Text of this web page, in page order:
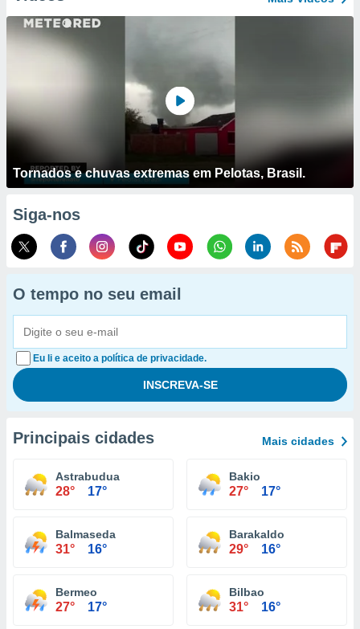
Tornados e chuvas extremas em Pelotas, Brasil.
Siga-nos
O tempo no seu email
Eu li e aceito a política de privacidade.
Principais cidades Mais cidades
Astrabudua
28° 17°
Bakio
27° 17°
Balmaseda
31° 16°
Barakaldo
29° 16°
Bermeo
27° 17°
Bilbao
31° 16°